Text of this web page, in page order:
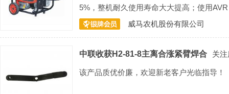
5%，整机耐久使用寿命大大提高；使用
位警告系统；过流、过载断电保护系统
威马农机股份有限公司
中联收获H2-81-8主离合涨紧臂焊合 关
该产品质优价廉，欢迎新老客户光临指导！